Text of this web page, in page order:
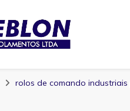
Leblon
rolos de comando industriais